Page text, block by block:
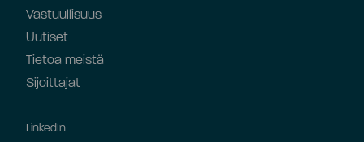
Vastuullisuus
Uutiset
Tietoa meistä
Sijoittajat
LinkedIn